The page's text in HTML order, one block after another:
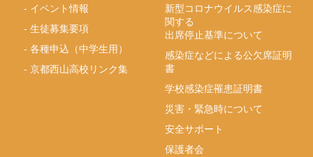
- イベント情報
-生徒募集要項
-各種申込（中学生用）
-京都西山高校リンク集
新型コロナウイルス感染症に
関する
出席停止基準について
感染症などによる公欠席証明
書
学校感染症罹患証明書
災害・緊急時について
安全サポート
保護者会